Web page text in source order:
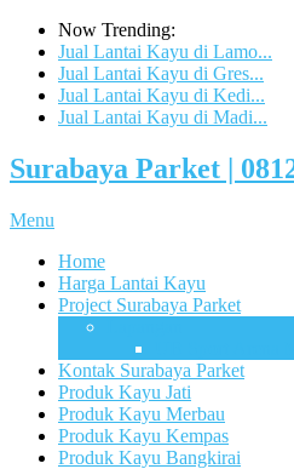
Now Trending:
Jual Lantai Kayu di Lamo...
Jual Lantai Kayu di Gres...
Jual Lantai Kayu di Kedi...
Jual Lantai Kayu di Madi...
Surabaya Parket |
Menu
Home
Harga Lantai Kayu
Project Surabaya Parket
Kontak Surabaya Parket
Produk Kayu Jati
Produk Kayu Merbau
Produk Kayu Kempas
Produk Kayu Bangkirai